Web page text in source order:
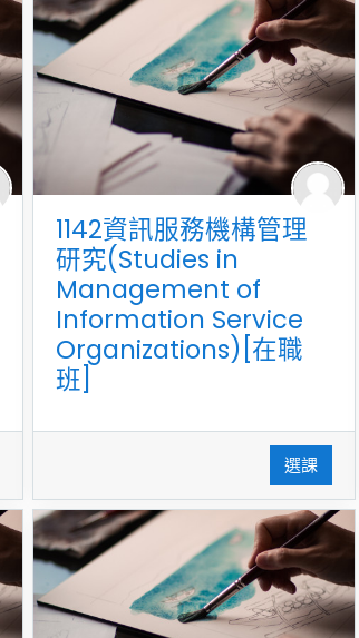
1142資訊服務機構管理
研究(Studies in
Management of
Information Service
Organizations)[在職
班]
選課